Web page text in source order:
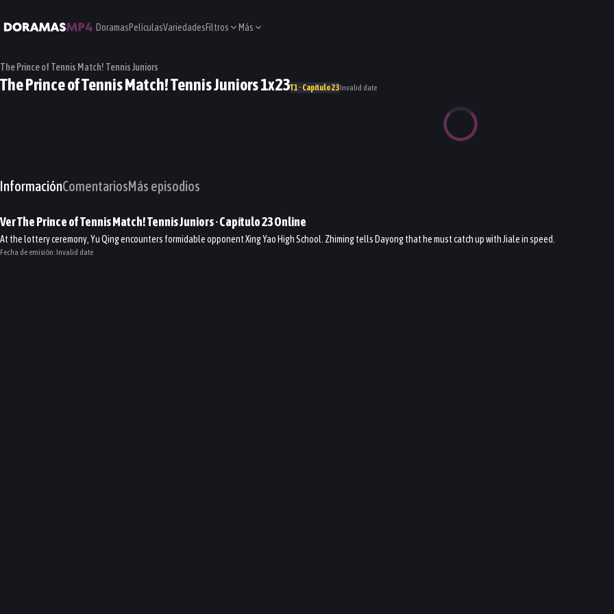
DoramasPelículasVariedadesFiltros Más
The Prince of Tennis Match! Tennis Juniors
The Prince of Tennis Match! Tennis Juniors 1x23T1 · Capítulo 23Invalid date
InformaciónComentariosMás episodios
VerThe Prince of Tennis Match! Tennis Juniors· Capítulo23Online
At the lottery ceremony, Yu Qing encounters formidable opponent Xing Yao High School. Zhiming tells Dayong that he must catch up with Jiale in speed.
Fecha de emisión: Invalid date